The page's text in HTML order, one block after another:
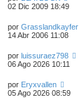
02 Dic 2009 18:49
por Grasslandkayfer
14 Abr 2006 11:08
por luissuraez798
06 Ago 2026 10:11
por Eryxvallen
05 Ago 2026 08:59